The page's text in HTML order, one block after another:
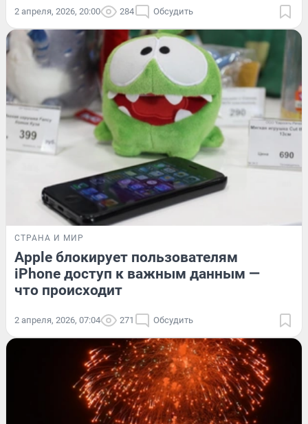
2 апреля, 2026, 20:00 284 Обсудить
СТРАНА И МИР
Apple блокирует пользователям
iPhone доступ к важным данным —
что происходит
2 апреля, 2026, 07:04 271 Обсудить